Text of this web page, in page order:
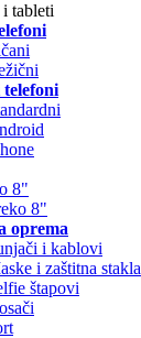
tableti
8"
8"
oprema
i kablovi
i zaštitna stakla
štapovi